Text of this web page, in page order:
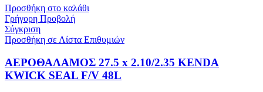
Προσθήκη στο καλάθι
Γρήγορη Προβολή
Σύγκριση
Προσθήκη σε Λίστα Επιθυμιών
ΑΕΡΟΘΑΛΑΜΟΣ 27.5 x 2.10/2.35 KENDA
KWICK SEAL F/V 48L